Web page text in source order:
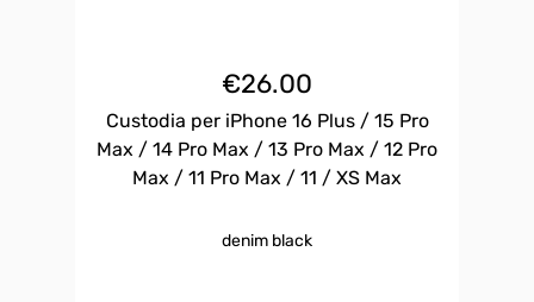
€26.00
Custodia per iPhone 16 Plus / 15 Pro
Max / 14 Pro Max / 13 Pro Max / 12 Pro
Max / 11 Pro Max / 11 / XS Max
denim black